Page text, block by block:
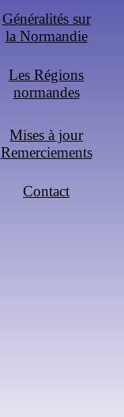
Généralités sur
la Normandie
Les Régions
normandes
Mises à jour
Remerciements
Contact